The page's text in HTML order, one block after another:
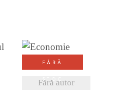
FĂRĂ
STOC
Fără autor
VEZI